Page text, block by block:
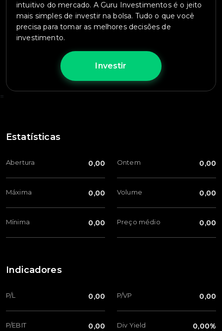
intuitivo do mercado. A Guru Investimentos é o jeito
mais simples de investir na bolsa. Tudo o que você
precisa para tomar as melhores decisões de
investimento.
Investir
=
Estatísticas
Abertura 0,00
Máxima 0,00
Mínima 0,00
Ontem 0,00
Volume 0,00
Preço médio 0,00
Indicadores
P/L 0,00
P/EBIT 0,00
P/VP 0,00
Div Yield 0,00%